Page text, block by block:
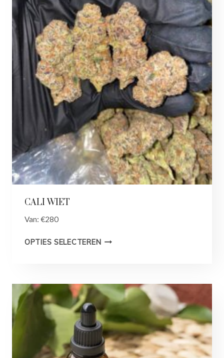
CALI WIET
Van: €280
OPTIES SELECTEREN